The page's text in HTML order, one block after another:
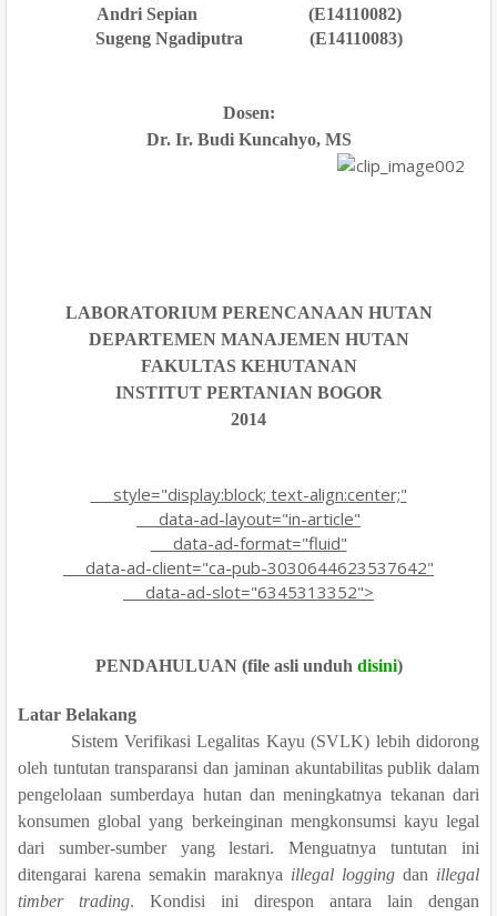
Andri Sepian (E14110082)
Sugeng Ngadiputra (E14110083)
Dosen:
Dr. Ir. Budi Kuncahyo, MS
LABORATORIUM PERENCANAAN HUTAN
DEPARTEMEN MANAJEMEN HUTAN
FAKULTAS KEHUTANAN
INSTITUT PERTANIAN BOGOR
2014
style="display:block; text-align:center;"
data-ad-layout="in-article"
data-ad-format="fluid"
data-ad-client="ca-pub-3030644623537642"
data-ad-slot="6345313352">
PENDAHULUAN (file asli unduh disini)
Latar Belakang
Sistem Verifikasi Legalitas Kayu (SVLK) lebih didorong
oleh tuntutan transparansi dan jaminan akuntabilitas publik dalam
pengelolaan sumberdaya hutan dan meningkatnya tekanan dari
konsumen global yang berkeinginan mengkonsumsi kayu legal
dari sumber-sumber yang lestari. Menguatnya tuntutan ini
ditengarai karena semakin maraknya illegal logging dan illegal
timber trading. Kondisi ini direspon antara lain dengan